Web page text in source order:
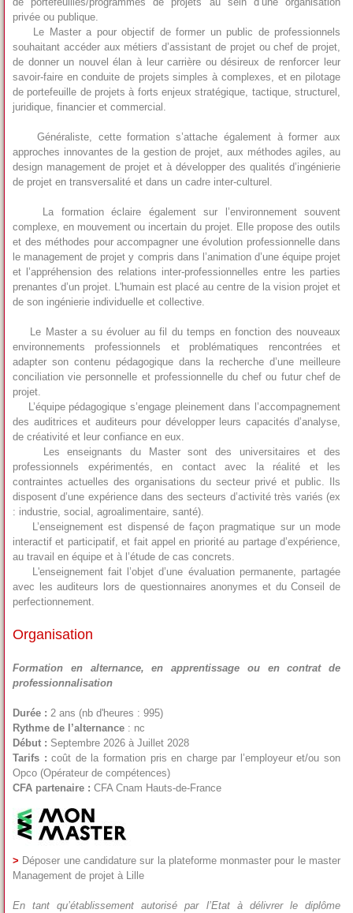
privée ou publique.
Le Master a pour objectif de former un public de professionnels
souhaitant accéder aux métiers d’assistant de projet ou chef de projet,
de donner un nouvel élan à leur carrière ou désireux de renforcer leur
savoir-faire en conduite de projets simples à complexes, et en pilotage
de portefeuille de projets à forts enjeux stratégique, tactique, structurel,
juridique, financier et commercial.
Généraliste, cette formation s’attache également à former aux
approches innovantes de la gestion de projet, aux méthodes agiles, au
design management de projet et à développer des qualités d’ingénierie
de projet en transversalité et dans un cadre inter-culturel.
La formation éclaire également sur l’environnement souvent
complexe, en mouvement ou incertain du projet. Elle propose des outils
et des méthodes pour accompagner une évolution professionnelle dans
le management de projet y compris dans l’animation d’une équipe projet
et l’appréhension des relations inter-professionnelles entre les parties
prenantes d’un projet. L'humain est placé au centre de la vision projet et
de son ingénierie individuelle et collective.
Le Master a su évoluer au fil du temps en fonction des nouveaux
environnements professionnels et problématiques rencontrées et
adapter son contenu pédagogique dans la recherche d’une meilleure
conciliation vie personnelle et professionnelle du chef ou futur chef de
projet.
L’équipe pédagogique s’engage pleinement dans l’accompagnement
des auditrices et auditeurs pour développer leurs capacités d’analyse,
de créativité et leur confiance en eux.
Les enseignants du Master sont des universitaires et des
professionnels expérimentés, en contact avec la réalité et les
contraintes actuelles des organisations du secteur privé et public. Ils
disposent d’une expérience dans des secteurs d’activité très variés (ex
: industrie, social, agroalimentaire, santé).
L’enseignement est dispensé de façon pragmatique sur un mode
interactif et participatif, et fait appel en priorité au partage d’expérience,
au travail en équipe et à l’étude de cas concrets.
L'enseignement fait l’objet d’une évaluation permanente, partagée
avec les auditeurs lors de questionnaires anonymes et du Conseil de
perfectionnement.
Organisation
Formation en alternance, en apprentissage ou en contrat de
professionnalisation
Durée : 2 ans (nb d'heures : 995)
Rythme de l’alternance : nc
Début : Septembre 2026 à Juillet 2028
Tarifs :coût de la formation pris en charge par l’employeur et/ou son
Opco (Opérateur de compétences)
CFA partenaire : CFA Cnam Hauts-de-France
> Déposer une candidature sur la plateforme monmaster pour le master
Management de projet à Lille
En tant qu’établissement autorisé par l’Etat à délivrer le diplôme